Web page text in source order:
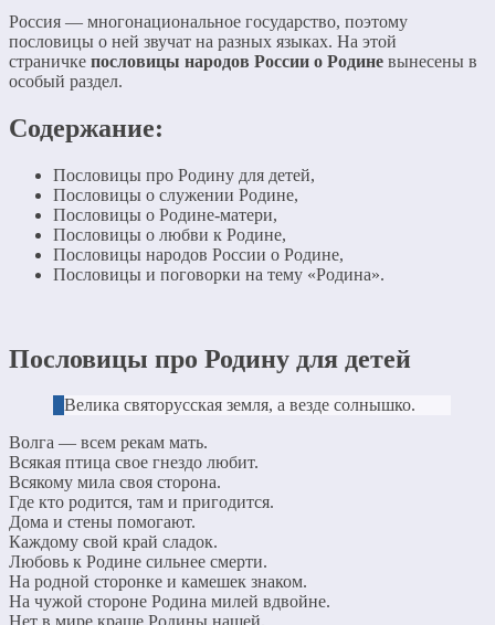
Россия — многонациональное государство, поэтому
пословицы о ней звучат на разных языках. На этой
страничке пословицы народов России о Родине вынесены в
особый раздел.
Содержание:
Пословицы про Родину для детей,
Пословицы о служении Родине,
Пословицы о Родине-матери,
Пословицы о любви к Родине,
Пословицы народов России о Родине,
Пословицы и поговорки на тему «Родина».
Пословицы про Родину для детей
Велика святорусская земля, а везде солнышко.
Волга — всем рекам мать.
Всякая птица свое гнездо любит.
Всякому мила своя сторона.
Где кто родится, там и пригодится.
Дома и стены помогают.
Каждому свой край сладок.
Любовь к Родине сильнее смерти.
На родной сторонке и камешек знаком.
На чужой стороне Родина милей вдвойне.